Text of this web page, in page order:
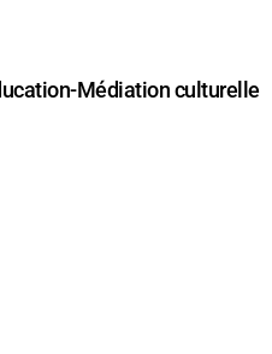
Médiation culturelle